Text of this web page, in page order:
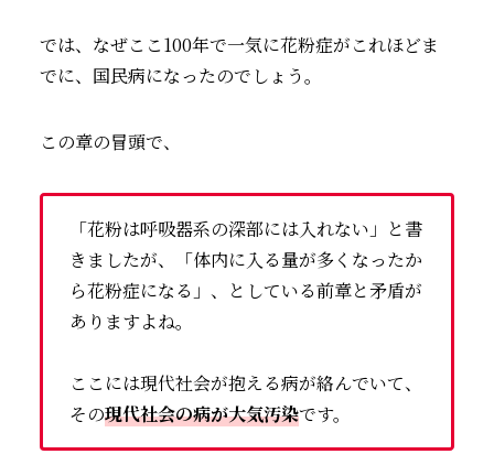
では、なぜここ100年で一気に花粉症がこれほどま
でに、国民病になったのでしょう。
この章の冒頭で、
「花粉は呼吸器系の深部には入れない」と書
きましたが、「体内に入る量が多くなったか
ら花粉症になる」、としている前章と矛盾が
ありますよね。
ここには現代社会が抱える病が絡んでいて、
その現代社会の病が大気汚染です。